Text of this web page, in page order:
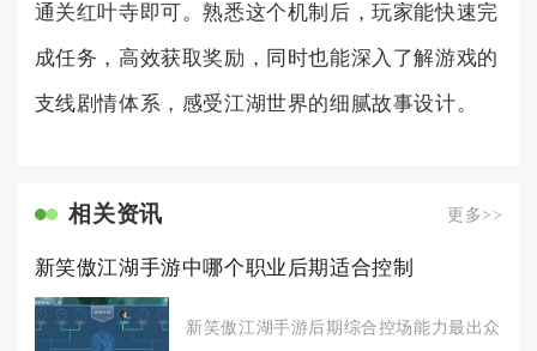
通关红叶寺即可。熟悉这个机制后，玩家能快速完
成任务，高效获取奖励，同时也能深入了解游戏的
支线剧情体系，感受江湖世界的细腻故事设计。
相关资讯 更多>>
新笑傲江湖手游中哪个职业后期适合控制
新笑傲江湖手游后期综合控场能力最出众的